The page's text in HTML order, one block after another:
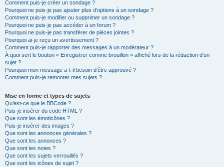
Comment puis-je créer un sondage ?
Pourquoi ne puis-je pas ajouter plus d’options à un sondage ?
Comment puis-je modifier ou supprimer un sondage ?
Pourquoi ne puis-je pas accéder à un forum ?
Pourquoi ne puis-je pas transférer de pièces jointes ?
Pourquoi ai-je reçu un avertissement ?
Comment puis-je rapporter des messages à un modérateur ?
À quoi sert le bouton « Enregistrer comme brouillon » affiché lors de la rédaction d’un
sujet ?
Pourquoi mon message a-t-il besoin d’être approuvé ?
Comment puis-je remonter mes sujets ?
Mise en forme et types de sujets
Qu’est-ce que le BBCode ?
Puis-je insérer du code HTML ?
Que sont les émoticônes ?
Puis-je insérer des images ?
Que sont les annonces générales ?
Que sont les annonces ?
Que sont les notes ?
Que sont les sujets verrouillés ?
Que sont les icônes de sujet ?